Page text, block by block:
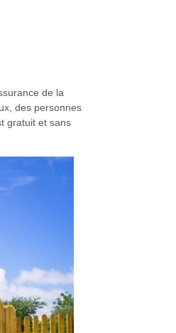
de la
des personnes
gratuit et sans